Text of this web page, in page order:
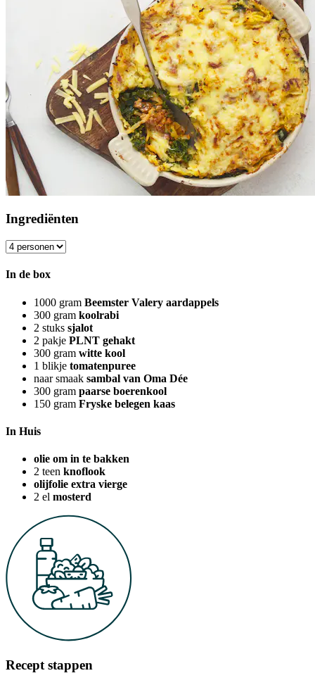
Ingrediënten
In de box
1000 gram Beemster Valery aardappels
300 gram koolrabi
2 stuks sjalot
2 pakje PLNT gehakt
300 gram witte kool
1 blikje tomatenpuree
naar smaak sambal van Oma Dée
300 gram paarse boerenkool
150 gram Fryske belegen kaas
In Huis
olie om in te bakken
2 teen knoflook
olijfolie extra vierge
2 el mosterd
Recept stappen